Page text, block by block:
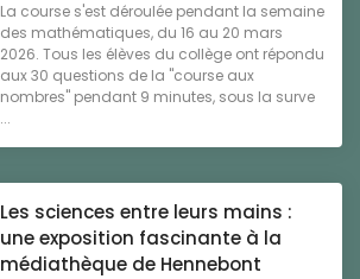
La course s'est déroulée pendant la semaine
des mathématiques, du 16 au 20 mars
2026. Tous les élèves du collège ont répondu
aux 30 questions de la "course aux
nombres" pendant 9 minutes, sous la surve
...
Les sciences entre leurs mains :
une exposition fascinante à la
médiathèque de Hennebont